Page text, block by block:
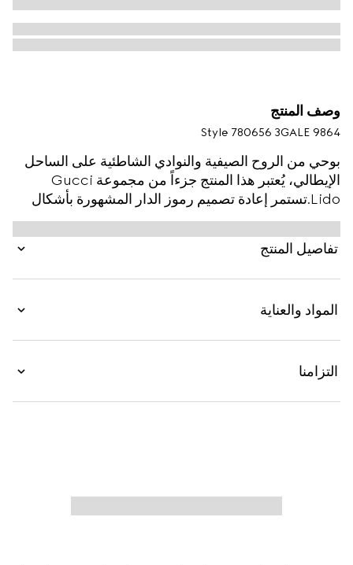
وصف المنتج
Style ‎780656 3GALE 9864
بوحي من الروح الصيفية والنوادي الشاطئية على الساحل
الإيطالي، يُعتبر هذا المنتج جزءاً من مجموعة Gucci
Lido.تستمر إعادة تصميم رموز الدار المشهورة بأشكال
جديدة في المجموعات الأخيرة كلها. صُنعت بطانية الشاطئ
هذه من قماش المنشفة بنقش GG باللونين البني الفاتح
والبني الداكن، وهي تتميّز بمونوغرام الدار.
تفاصيل المنتج
المواد والعناية
التزامنا